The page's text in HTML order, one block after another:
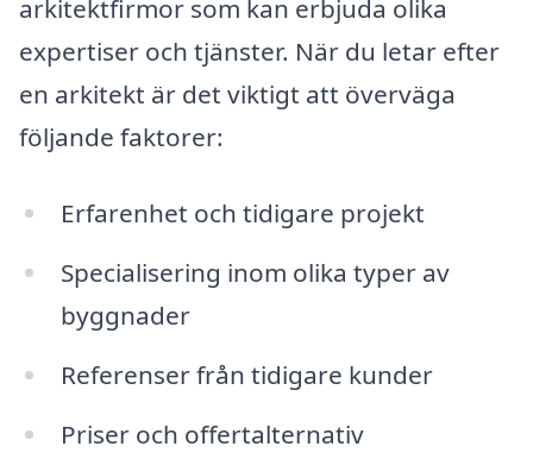
arkitektfirmor som kan erbjuda olika
expertiser och tjänster. När du letar efter
en arkitekt är det viktigt att överväga
följande faktorer:
Erfarenhet och tidigare projekt
Specialisering inom olika typer av
byggnader
Referenser från tidigare kunder
Priser och offertalternativ